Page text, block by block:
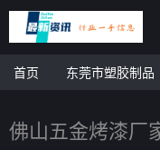
首页 东莞市塑胶制品
佛山五金烤漆厂